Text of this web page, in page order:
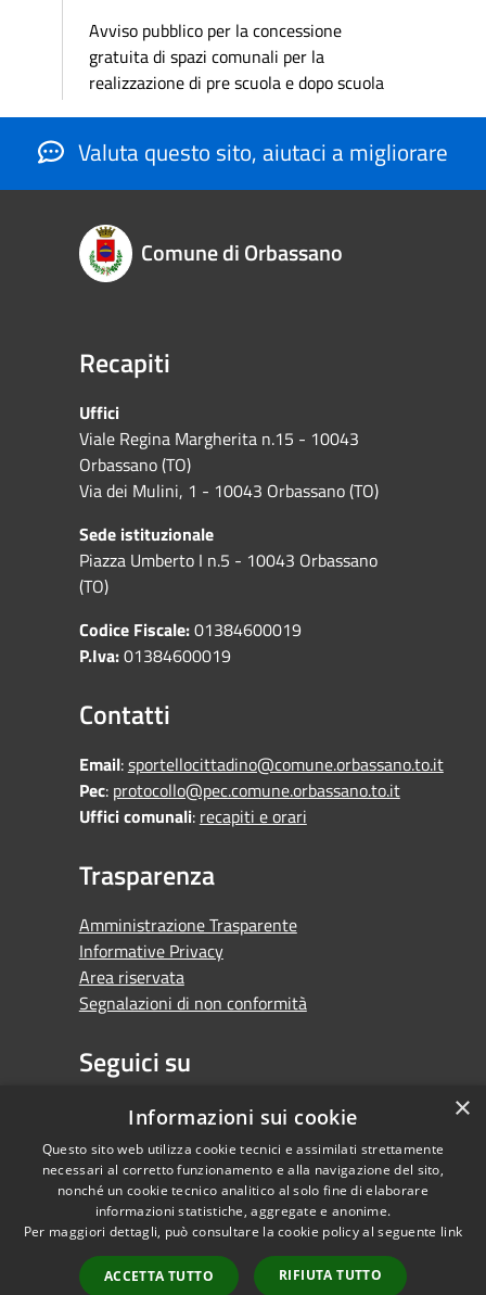
Avviso pubblico per la concessione
gratuita di spazi comunali per la
realizzazione di pre scuola e dopo scuola
Valuta questo sito, aiutaci a migliorare
Comune di Orbassano
Recapiti
Uffici
Viale Regina Margherita n.15 - 10043
Orbassano (TO)
Via dei Mulini, 1 - 10043 Orbassano (TO)
Sede istituzionale
Piazza Umberto I n.5 - 10043 Orbassano
(TO)
Codice Fiscale:01384600019
P.Iva:01384600019
Contatti
Email:sportellocittadino@comune.orbassano.to.it
Pec: protocollo@pec.comune.orbassano.to.it
Uffici comunali: recapiti e orari
Trasparenza
Amministrazione Trasparente
Informative Privacy
Area riservata
Segnalazioni di non conformità
Seguici su
FacebookYoutubeWhatsapp
RSS
Accessibilità
Privacy
Copyright © 2026 •
Comune di Orbassano •
Powered by
×
Informazioni sui cookie
Questo sito web utilizza cookie tecnici e assimilati strettamente
necessari al corretto funzionamento e alla navigazione del sito,
nonché un cookie tecnico analitico al solo fine di elaborare
informazioni statistiche, aggregate e anonime.
Per maggiori dettagli, può consultare la cookie policy al seguente link
ACCETTA TUTTO RIFIUTA TUTTO